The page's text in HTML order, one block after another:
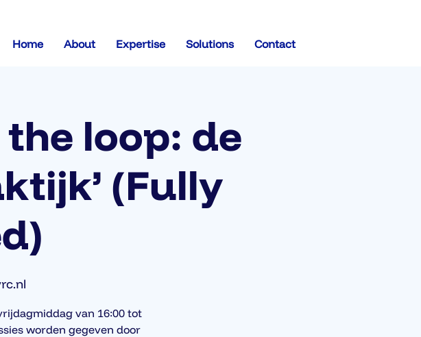
Home About Expertise Solutions Contact
the loop: de
(Fully
van 16:00 tot
worden gegeven door